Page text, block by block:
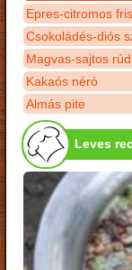
Epres-citromos
Csokoládés-diós
Magvas-sajtos rúd
Kakaós néró
Almás pite
Leves